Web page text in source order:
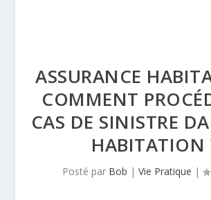
ASSURANCE
COMMENT
CAS DE SINISTRE
HABITATION
Posté par Bob | Vie Pratique |